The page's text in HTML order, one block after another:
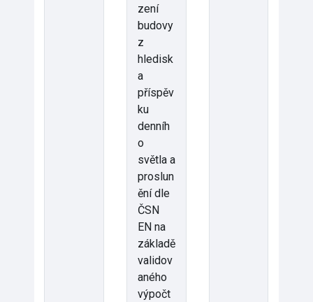
zení
budovy
z
hledisk
a
příspěv
ku
denníh
o
světla a
proslun
ění dle
ČSN
EN na
základě
validov
aného
výpočt